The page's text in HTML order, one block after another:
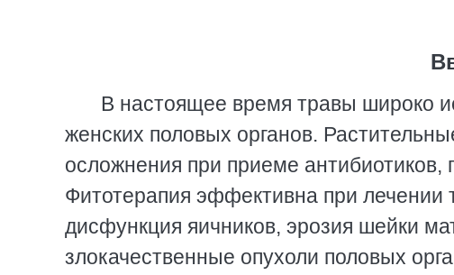
В настоящее время травы широко
женских половых органов.
осложнения при приеме антибиотиков,
Фитотерапия эффективна при лечении
дисфункция яичников, эрозия шейки
злокачественные опухоли половых